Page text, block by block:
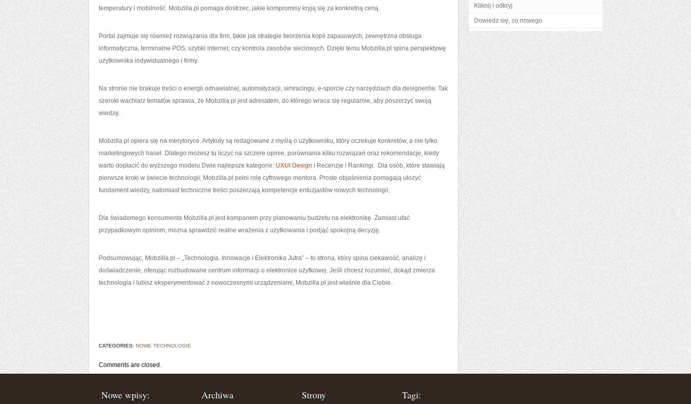
temperatury i mobilność. Mobzilla.pl pomaga dostrzec, jakie kompromisy kryją się za konkretną ceną.
Portal zajmuje się również rozwiązania dla firm, takie jak strategie tworzenia kopii zapasowych, zewnętrzna obsługa
informatyczna, terminalne POS, szybki internet, czy kontrola zasobów sieciowych. Dzięki temu Mobzilla.pl spina perspektywę
użytkownika indywidualnego i firmy.
Na stronie nie brakuje treści o energii odnawialnej, automatyzacji, simracingu, e-sporcie czy narzędziach dla designerów. Tak
szeroki wachlarz tematów sprawia, że Mobzilla.pl jest adresatem, do którego wraca się regularnie, aby poszerzyć swoją
wiedzę.
Mobzilla.pl opiera się na merytoryce. Artykuły są redagowane z myślą o użytkowniku, który oczekuje konkretów, a nie tylko
marketingowych haseł. Dlatego możesz tu liczyć na szczere opinie, porównania kilku rozwiązań oraz rekomendacje, kiedy
warto dopłacić do wyższego modelu.Dwie najlepsze kategorie: UXUI Design i Recenzje i Rankingi. Dla osób, które stawiają
pierwsze kroki w świecie technologii, Mobzilla.pl pełni rolę cyfrowego mentora. Proste objaśnienia pomagają ułożyć
fundament wiedzy, natomiast techniczne treści poszerzają kompetencje entuzjastów nowych technologii.
Dla świadomego konsumenta Mobzilla.pl jest kompanem przy planowaniu budżetu na elektronikę. Zamiast ufać
przypadkowym opiniom, można sprawdzić realne wrażenia z użytkowania i podjąć spokojną decyzję.
Podsumowując, Mobzilla.pl – „Technologia, Innowacje i Elektronika Jutra” – to strona, który spina ciekawość, analizę i
doświadczenie, oferując rozbudowane centrum informacji o elektronice użytkowej. Jeśli chcesz rozumieć, dokąd zmierza
technologia i lubisz eksperymentować z nowoczesnymi urządzeniami, Mobzilla.pl jest właśnie dla Ciebie.
CATEGORIES: NOWE TECHNOLOGIE
Comments are closed.
Kliknij i odkryj
Dowiedz się, co nowego
Nowe wpisy: Archiwa Strony Tagi: